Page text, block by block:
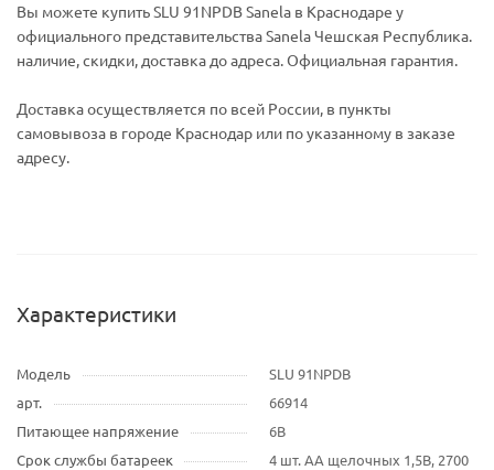
Вы можете купить SLU 91NPDB Sanela в Краснодаре у
официального представительства Sanela Чешская Республика.
наличие, скидки, доставка до адреса. Официальная гарантия.
Доставка осуществляется по всей России, в пункты
самовывоза в городе Краснодар или по указанному в заказе
адресу.
Характеристики
Модель
SLU 91NPDB
арт.
66914
Питающее напряжение
6В
Срок службы батареек
4 шт. AA щелочных 1,5В, 2700